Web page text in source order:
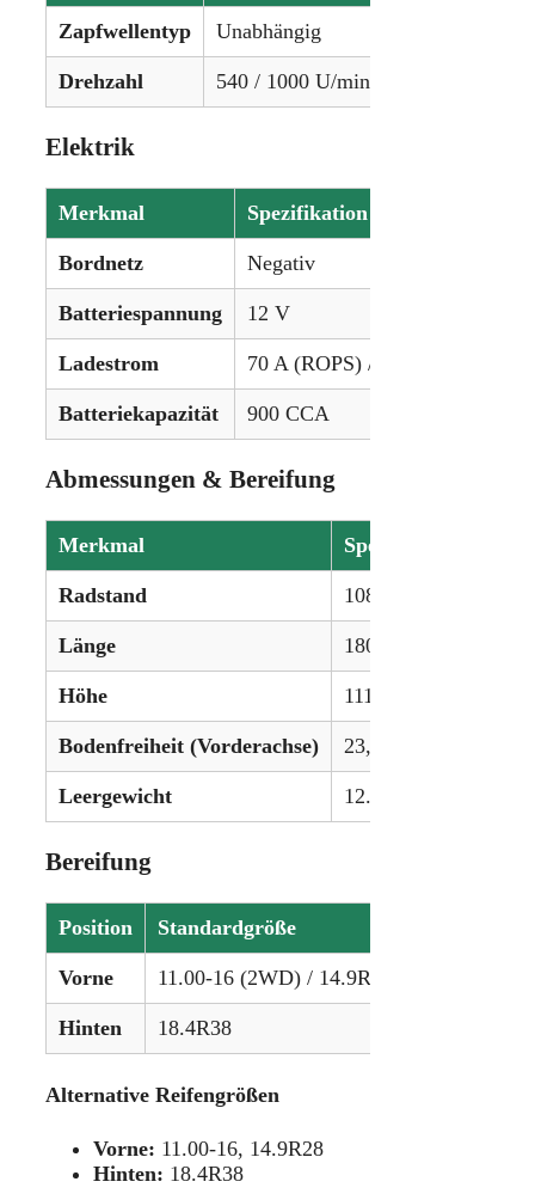
Zapfwellentyp Unabhängig
Drehzahl 540 / 1000 U/min
Elektrik
Merkmal Spezifikation
Bordnetz Negativ
Batteriespannung 12 V
Ladestrom 70 A (ROPS) / 100 A (mit
Batteriekapazität 900 CCA
Abmessungen & Bereifung
Merkmal Spezifikation
Radstand 108,3 Zoll (275 cm)
Länge 180 Zoll (457 cm)
Höhe 111,5 Zoll (283 cm)
Bodenfreiheit (Vorderachse) 23,1 Zoll (58 cm)
Leergewicht 12.386 – 13.596 lbs
Bereifung
Position Standardgröße
Vorne 11.00-16 (2WD) / 14.9R28 (4WD)
Hinten 18.4R38
Alternative Reifengrößen
Vorne: 11.00-16, 14.9R28
Hinten: 18.4R38